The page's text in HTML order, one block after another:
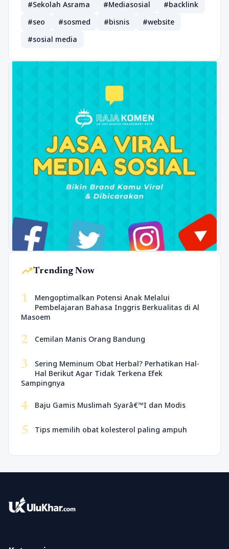
#Sekolah Asrama
#Mediasosial
#backlink
#seo
#sosmed #bisnis
#website
#sosial media
trending_upTrending Now
1
Mengoptimalkan Potensi Anak Melalui
Pembelajaran Bahasa Inggris Berkualitas di Al
Masoem
2 Cemilan Manis Orang Bandung
3
Sering Meminum Obat Herbal? Perhatikan Hal-
Hal Berikut Agar Tidak Terkena Efek
Sampingnya
4 Baju Gamis Muslimah Syarâ€™I dan Modis
5 Tips memilih obat kolesterol paling ampuh